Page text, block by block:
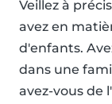
Veillez à
avez en
d'enfants.
dans une
avez-vous de